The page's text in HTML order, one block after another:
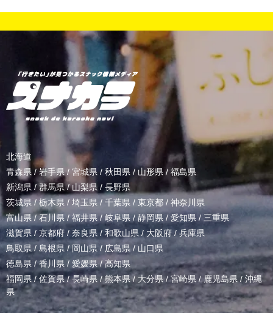
北海道
青森県 / 岩手県/ 宮城県 / 秋田県 / 山形県/ 福島県
新潟県 /群馬県/山梨県 / 長野県
茨城県 / 栃木県 / 埼玉県 / 千葉県 / 東京都 / 神奈川県
富山県 /石川県/福井県/岐阜県 / 静岡県 / 愛知県 / 三重県
滋賀県 / 京都府 / 奈良県 / 和歌山県/ 大阪府 /兵庫県
鳥取県/ 島根県 /岡山県/ 広島県 / 山口県
徳島県 /香川県 / 愛媛県/高知県
福岡県/佐賀県/長崎県 /熊本県/ 大分県/宮崎県 /鹿児島県 / 沖縄
県